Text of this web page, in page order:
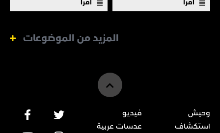
اقرأ اقرأ
المزيد من الموضوعات
وحيش
استكشاف
فيديو
عدسات عربية